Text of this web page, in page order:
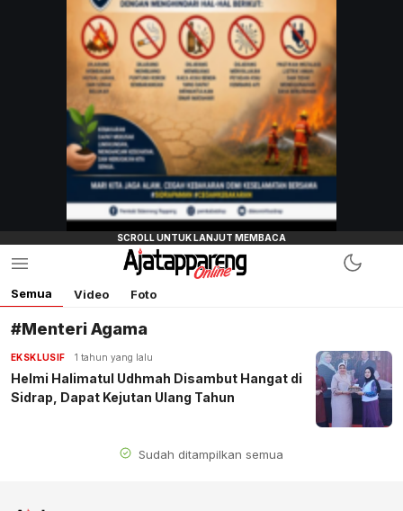
Semua Video Foto
#Menteri Agama
EKSKLUSIF 1 tahun yang lalu
Helmi Halimatul Udhmah Disambut Hangat di
Sidrap, Dapat Kejutan Ulang Tahun
Sudah ditampilkan semua